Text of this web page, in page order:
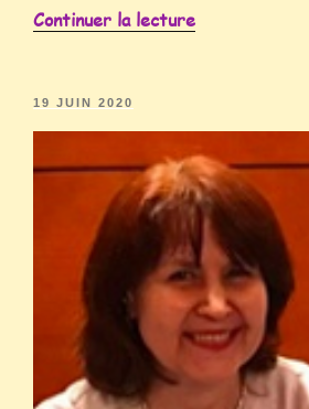
Continuer la lecture
19 JUIN 2020